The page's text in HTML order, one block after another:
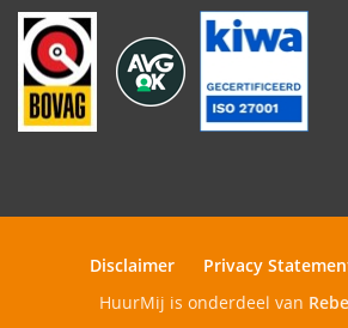
Disclaimer Privacy
HuurMij is onderdeel van